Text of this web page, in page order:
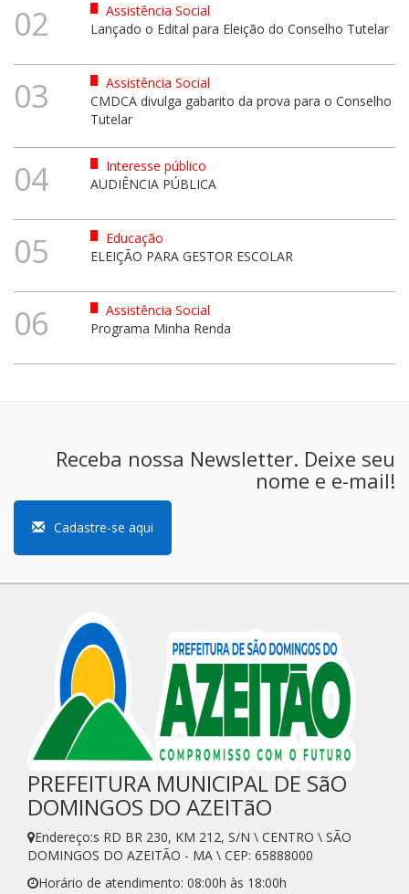
02
Assistência Social
Lançado o Edital para Eleição do Conselho Tutelar
03
Assistência Social
CMDCA divulga gabarito da prova para o Conselho
Tutelar
04
Interesse público
AUDIÊNCIA PÚBLICA
05
Educação
ELEIÇÃO PARA GESTOR ESCOLAR
06
Assistência Social
Programa Minha Renda
Receba nossa Newsletter. Deixe seu
nome e e-mail!
Cadastre-se aqui
PREFEITURA MUNICIPAL DE SãO
DOMINGOS DO AZEITãO
Endereço:s RD BR 230, KM 212, S/N \ CENTRO \ SÃO
DOMINGOS DO AZEITÃO - MA \ CEP: 65888000
Horário de atendimento: 08:00h às 18:00h